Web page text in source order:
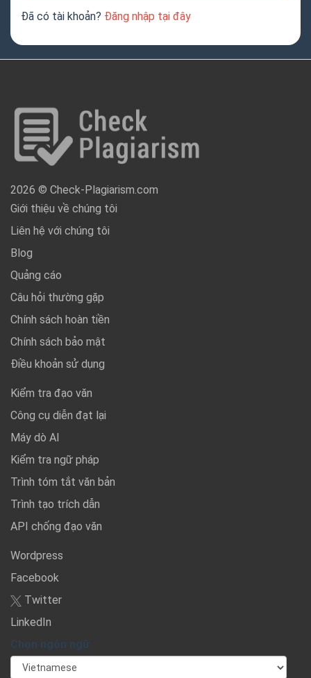
Đã có tài khoản? Đăng nhập tại đây
2026 © Check-Plagiarism.com
Giới thiệu về chúng tôi
Liên hệ với chúng tôi
Blog
Quảng cáo
Câu hỏi thường gặp
Chính sách hoàn tiền
Chính sách bảo mật
Điều khoản sử dụng
Kiểm tra đạo văn
Công cụ diễn đạt lại
Máy dò Al
Kiểm tra ngữ pháp
Trình tóm tắt văn bản
Trình tạo trích dẫn
API chống đạo văn
Wordpress
Facebook
Twitter
LinkedIn
Chọn ngôn ngữ